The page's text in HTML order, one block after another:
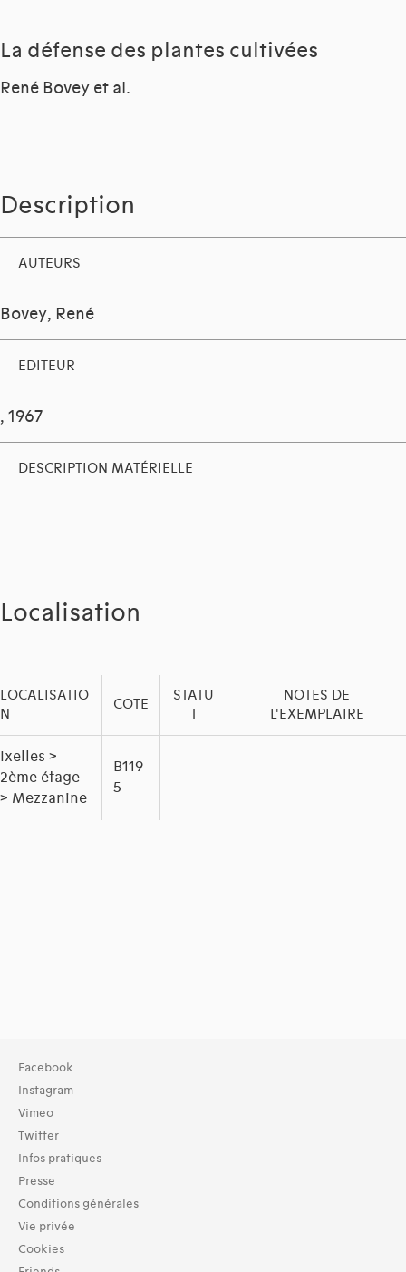
La défense des plantes cultivées
René Bovey et al.
Description
AUTEURS
Bovey, René
EDITEUR
, 1967
DESCRIPTION MATÉRIELLE
Localisation
LOCALISATIO
N
COTE
STATU
T
NOTES DE
L'EXEMPLAIRE
Ixelles >
2ème étage
> Mezzanine
B119
5
Facebook
Instagram
Vimeo
Twitter
Infos pratiques
Presse
Conditions générales
Vie privée
Cookies